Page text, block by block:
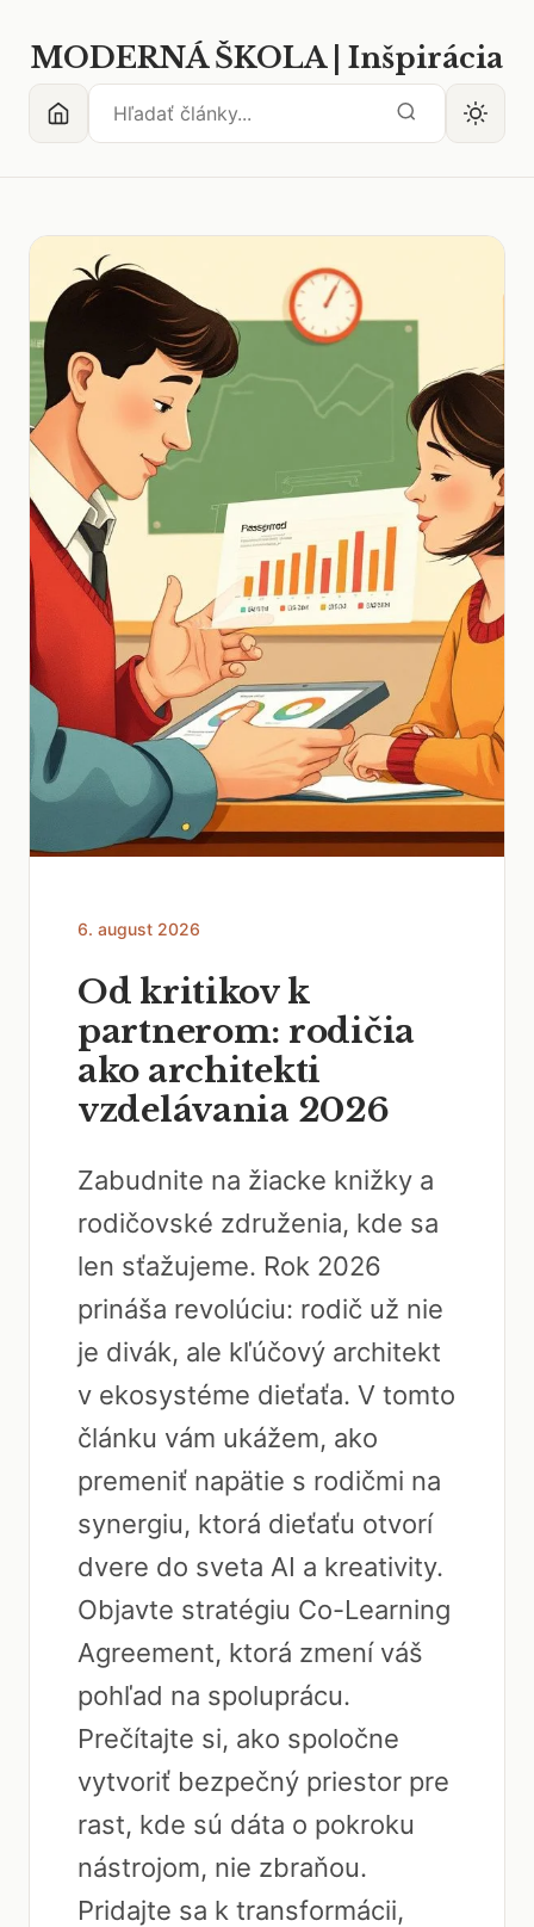
MODERNÁ ŠKOLA | Inšpirácia
6. august 2026
Od kritikov k
partnerom: rodičia
ako architekti
vzdelávania 2026
Zabudnite na žiacke knižky a
rodičovské združenia, kde sa
len sťažujeme. Rok 2026
prináša revolúciu: rodič už nie
je divák, ale kľúčový architekt
v ekosystéme dieťaťa. V tomto
článku vám ukážem, ako
premeniť napätie s rodičmi na
synergiu, ktorá dieťaťu otvorí
dvere do sveta AI a kreativity.
Objavte stratégiu Co-Learning
Agreement, ktorá zmení váš
pohľad na spoluprácu.
Prečítajte si, ako spoločne
vytvoriť bezpečný priestor pre
rast, kde sú dáta o pokroku
nástrojom, nie zbraňou.
Pridajte sa k transformácii,